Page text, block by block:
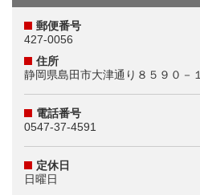
郵便番号
427-0056
住所
静岡県島田市大津通り８５９０－１
電話番号
0547-37-4591
定休日
日曜日